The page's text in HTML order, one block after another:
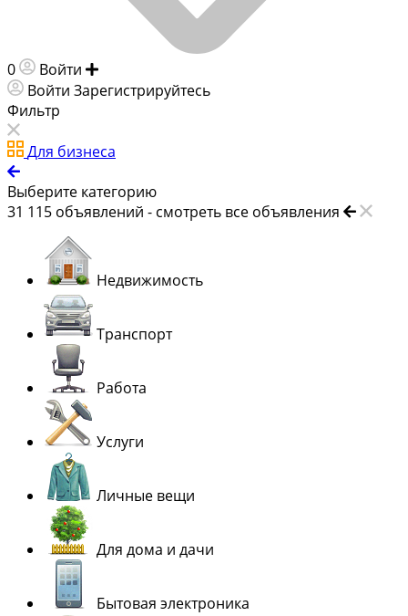
0 Войти
Войти Зарегистрируйтесь
Фильтр
Для бизнеса
Выберите категорию
31 115 объявлений - смотреть все объявления
Недвижимость
Транспорт
Работа
Услуги
Личные вещи
Для дома и дачи
Бытовая электроника